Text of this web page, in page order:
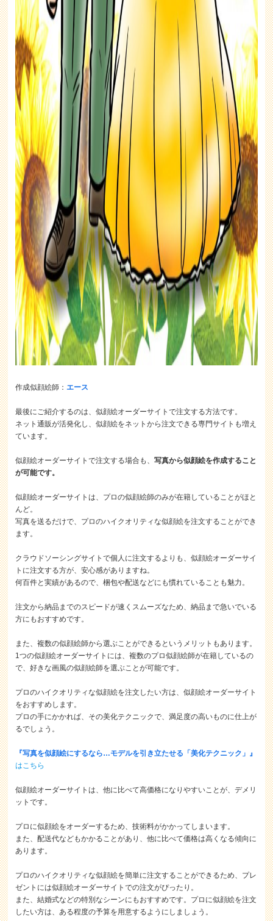
作成似顔絵師： エース
最後にご紹介するのは、似顔絵オーダーサイトで注文する方法です。
ネット通販が活発化し、似顔絵をネットから注文できる専門サイトも増え
ています。
似顔絵オーダーサイトで注文する場合も、写真から似顔絵を作成すること
が可能です。
似顔絵オーダーサイトは、プロの似顔絵師のみが在籍していることがほと
んど。
写真を送るだけで、プロのハイクオリティな似顔絵を注文することができ
ます。
クラウドソーシングサイトで個人に注文するよりも、似顔絵オーダーサイ
トに注文する方が、安心感がありますね。
何百件と実績があるので、梱包や配送などにも慣れていることも魅力。
注文から納品までのスピードが速くスムーズなため、納品まで急いでいる
方にもおすすめです。
また、複数の似顔絵師から選ぶことができるというメリットもあります。
1つの似顔絵オーダーサイトには、複数のプロ似顔絵師が在籍しているの
で、好きな画風の似顔絵師を選ぶことが可能です。
プロのハイクオリティな似顔絵を注文したい方は、似顔絵オーダーサイト
をおすすめします。
プロの手にかかれば、その美化テクニックで、満足度の高いものに仕上が
るでしょう。
『写真を似顔絵にするなら…モデルを引き立たせる「美化テクニック」』
はこちら
似顔絵オーダーサイトは、他に比べて高価格になりやすいことが、デメリ
ットです。
プロに似顔絵をオーダーするため、技術料がかかってしまいます。
また、配送代などもかかることがあり、他に比べて価格は高くなる傾向に
あります。
プロのハイクオリティな似顔絵を簡単に注文することができるため、プレ
ゼントには似顔絵オーダーサイトでの注文がぴったり。
また、結婚式などの特別なシーンにもおすすめです。プロに似顔絵を注文
したい方は、ある程度の予算を用意するようにしましょう。